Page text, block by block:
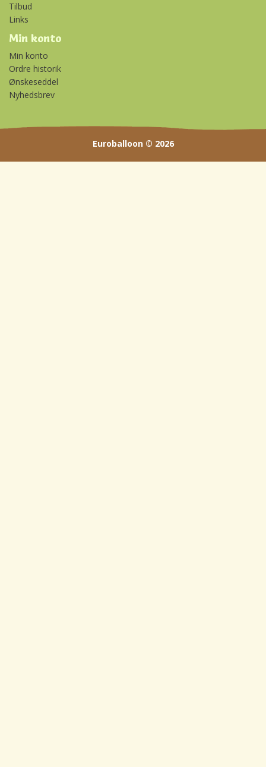
Tilbud
Links
Min konto
Min konto
Ordre historik
Ønskeseddel
Nyhedsbrev
Euroballoon © 2026